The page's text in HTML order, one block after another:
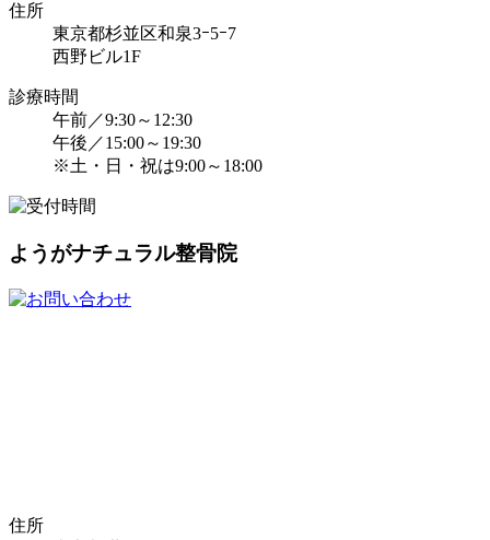
住所
東京都杉並区和泉3ｰ5ｰ7
西野ビル1F
診療時間
午前／9:30～12:30
午後／15:00～19:30
※土・日・祝は9:00～18:00
ようがナチュラル整骨院
住所